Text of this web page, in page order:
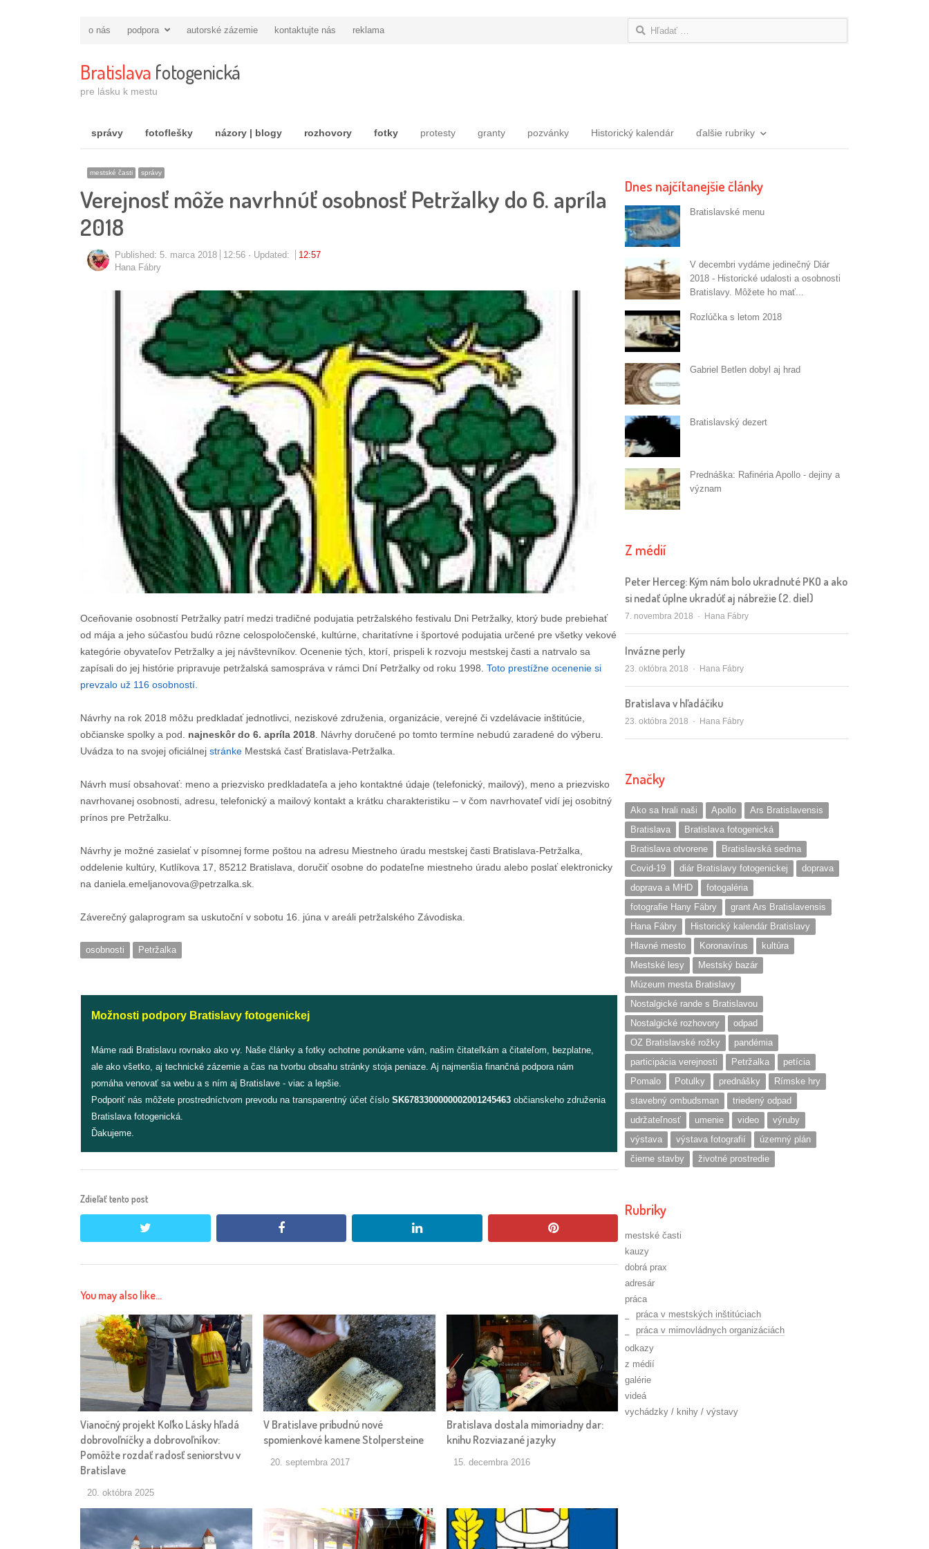
o nás podpora autorské zázemie kontaktujte nás reklama Hľadať:
Bratislava fotogenická
pre lásku k mestu
správy fotoflešky názory | blogy rozhovory fotky protesty granty pozvánky Historický kalendár ďalšie rubriky
mestské časti správy
Verejnosť môže navrhnúť osobnosť Petržalky do 6. apríla
2018
Published: 5. marca 2018 12:56 Updated:
12:57
Autor/ka
Hana Fábry
Oceňovanie osobností Petržalky patrí medzi tradičné podujatia petržalského festivalu Dni Petržalky, ktorý bude prebiehať
od mája a jeho súčasťou budú rôzne celospoločenské, kultúrne, charitatívne i športové podujatia určené pre všetky vekové
kategórie obyvateľov Petržalky a jej návštevníkov. Ocenenie tých, ktorí, prispeli k rozvoju mestskej časti a natrvalo sa
zapísali do jej histórie pripravuje petržalská samospráva v rámci Dní Petržalky od roku 1998. Toto prestížne ocenenie si
prevzalo už 116 osobností.
Návrhy na rok 2018 môžu predkladať jednotlivci, neziskové združenia, organizácie, verejné či vzdelávacie inštitúcie,
občianske spolky a pod. najneskôr do 6. apríla 2018 . Návrhy doručené po tomto termíne nebudú zaradené do výberu.
Uvádza to na svojej oficiálnej stránke Mestská časť Bratislava-Petržalka.
Návrh musí obsahovať: meno a priezvisko predkladateľa a jeho kontaktné údaje (telefonický, mailový), meno a priezvisko
navrhovanej osobnosti, adresu, telefonický a mailový kontakt a krátku charakteristiku – v čom navrhovateľ vidí jej osobitný
prínos pre Petržalku.
Návrhy je možné zasielať v písomnej forme poštou na adresu Miestneho úradu mestskej časti Bratislava-Petržalka,
oddelenie kultúry, Kutlíkova 17, 85212 Bratislava, doručiť osobne do podateľne miestneho úradu alebo poslať elektronicky
na daniela.emeljanovova@petrzalka.sk.
Záverečný galaprogram sa uskutoční v sobotu 16. júna v areáli petržalského Závodiska.
osobnosti Petržalka
Možnosti podpory Bratislavy fotogenickej
Máme radi Bratislavu rovnako ako vy. Naše články a fotky ochotne ponúkame vám, našim čitateľkám a čitateľom, bezplatne,
ale ako všetko, aj technické zázemie a čas na tvorbu obsahu stránky stoja peniaze. Aj najmenšia finančná podpora nám
pomáha venovať sa webu a s ním aj Bratislave - viac a lepšie.
Podporiť nás môžete prostredníctvom prevodu na transparentný účet číslo SK6783300000002001245463 občianskeho združenia
Bratislava fotogenická.
Ďakujeme.
Zdieľať tento post
twitter facebook linkedin pinterest
You may also like...
Vianočný projekt Koľko Lásky hľadá
dobrovoľníčky a dobrovoľníkov:
Pomôžte rozdať radosť seniorstvu v
Bratislave
20. októbra 2025
V Bratislave pribudnú nové
spomienkové kamene Stolpersteine
20. septembra 2017
Bratislava dostala mimoriadny dar:
knihu Rozviazané jazyky
15. decembra 2016
Dnes najčítanejšie články
Bratislavské menu
V decembri vydáme jedinečný Diár
2018 - Historické udalosti a osobnosti
Bratislavy. Môžete ho mať...
Rozlúčka s letom 2018
Gabriel Betlen dobyl aj hrad
Bratislavský dezert
Prednáška: Rafinéria Apollo - dejiny a
význam
Z médií
Peter Herceg: Kým nám bolo ukradnuté PKO a ako
si nedať úplne ukradúť aj nábrežie (2. diel)
7. novembra 2018 Autor/ka
Hana Fábry
Invázne perly
23. októbra 2018 Autor/ka
Hana Fábry
Bratislava v hľadáčiku
23. októbra 2018 Autor/ka
Hana Fábry
Značky
Ako sa hrali naši Apollo
Ars Bratislavensis
Bratislava
Bratislava fotogenická
Bratislava otvorene
Bratislavská sedma
Covid-19
diár Bratislavy fotogenickej
doprava
doprava a MHD
fotogaléria
fotografie Hany Fábry
grant Ars Bratislavensis
Hana Fábry
Historický kalendár Bratislavy
Hlavné mesto
Koronavírus
kultúra
Mestské lesy
Mestský bazár
Múzeum mesta Bratislavy
Nostalgické rande s Bratislavou
Nostalgické rozhovory
odpad
OZ Bratislavské rožky
pandémia
participácia verejnosti
Petržalka
petícia
Pomalo
Potulky prednášky
Rímske hry
stavebný ombudsman
triedený odpad
udržateľnosť
umenie video
výruby
výstava
výstava fotografií
územný plán
čierne stavby
životné prostredie
Rubriky
mestské časti
kauzy
dobrá prax
adresár
práca
práca v mestských inštitúciach
práca v mimovládnych organizáciách
odkazy
z médií
galérie
videá
vychádzky / knihy / výstavy